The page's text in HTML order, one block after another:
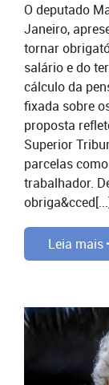
O deputado
Janeiro,
tornar
salário e do
cálculo da
fixada sobre
proposta
Superior
parcelas
trabalhador.
Leia mais